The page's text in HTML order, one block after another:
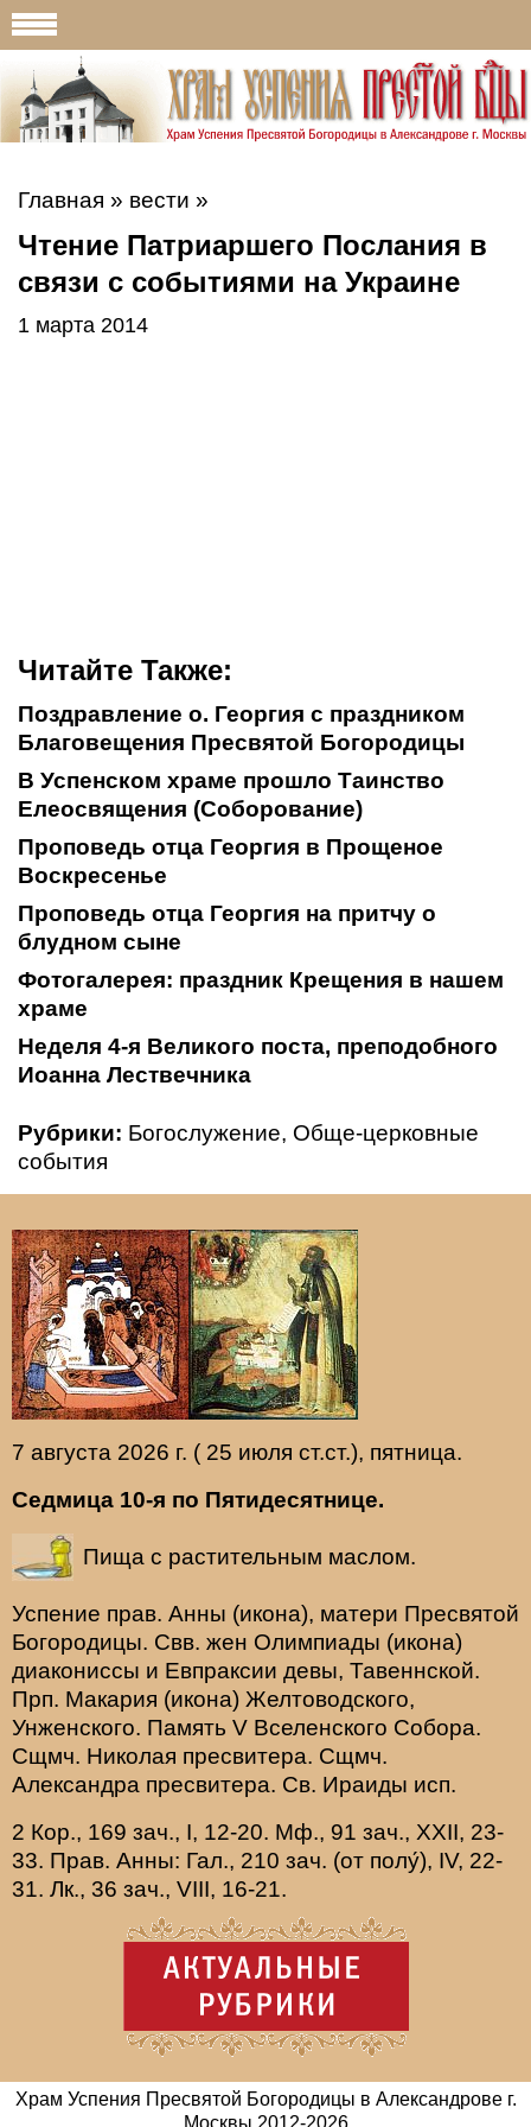
Главная » вести »
Чтение Патриаршего Послания в
связи с событиями на Украине
1 марта 2014
Читайте Также:
Поздравление о. Георгия с праздником
Благовещения Пресвятой Богородицы
В Успенском храме прошло Таинство
Елеосвящения (Соборование)
Проповедь отца Георгия в Прощеное
Воскресенье
Проповедь отца Георгия на притчу о
блудном сыне
Фотогалерея: праздник Крещения в нашем
храме
Неделя 4-я Великого поста, преподобного
Иоанна Лествечника
Рубрики: Богослужение, Обще-церковные
события
7 августа 2026 г. ( 25 июля ст.ст.), пятница.
Седмица 10-я по Пятидесятнице.
Пища с растительным маслом.
Успение прав. Анны (икона), матери Пресвятой
Богородицы. Свв. жен Олимпиады (икона)
диакониссы и Евпраксии девы, Тавеннской.
Прп. Макария (икона) Желтоводского,
Унженского. Память V Вселенского Собора.
Сщмч. Николая пресвитера. Сщмч.
Александра пресвитера. Св. Ираиды исп.
2 Кор., 169 зач., I, 12-20. Мф., 91 зач., XXII, 23-
33. Прав. Анны: Гал., 210 зач. (от полу́), IV, 22-
31. Лк., 36 зач., VIII, 16-21.
Храм Успения Пресвятой Богородицы в Александрове г.
Москвы 2012-2026